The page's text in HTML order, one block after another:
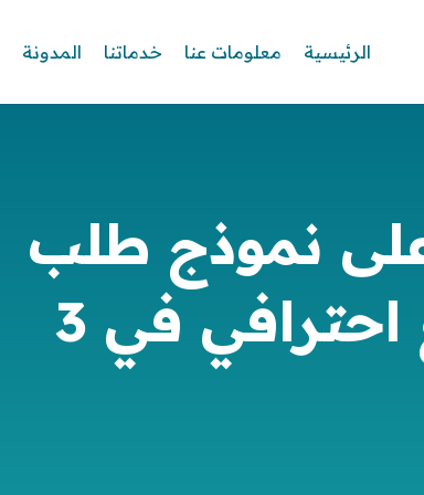
الرئيسية معلومات عنا خدماتنا المدونة
نموذج طلب
استيداع احترافي في 3